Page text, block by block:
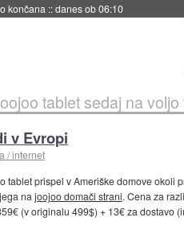
ob 06:09
tablet sedaj na
v Evropi
/ internet
tablet prispel v Ameriške domove okoli
na joojoo domači strani. Cena za
(v originalu 499$) + 13€ za dostavo